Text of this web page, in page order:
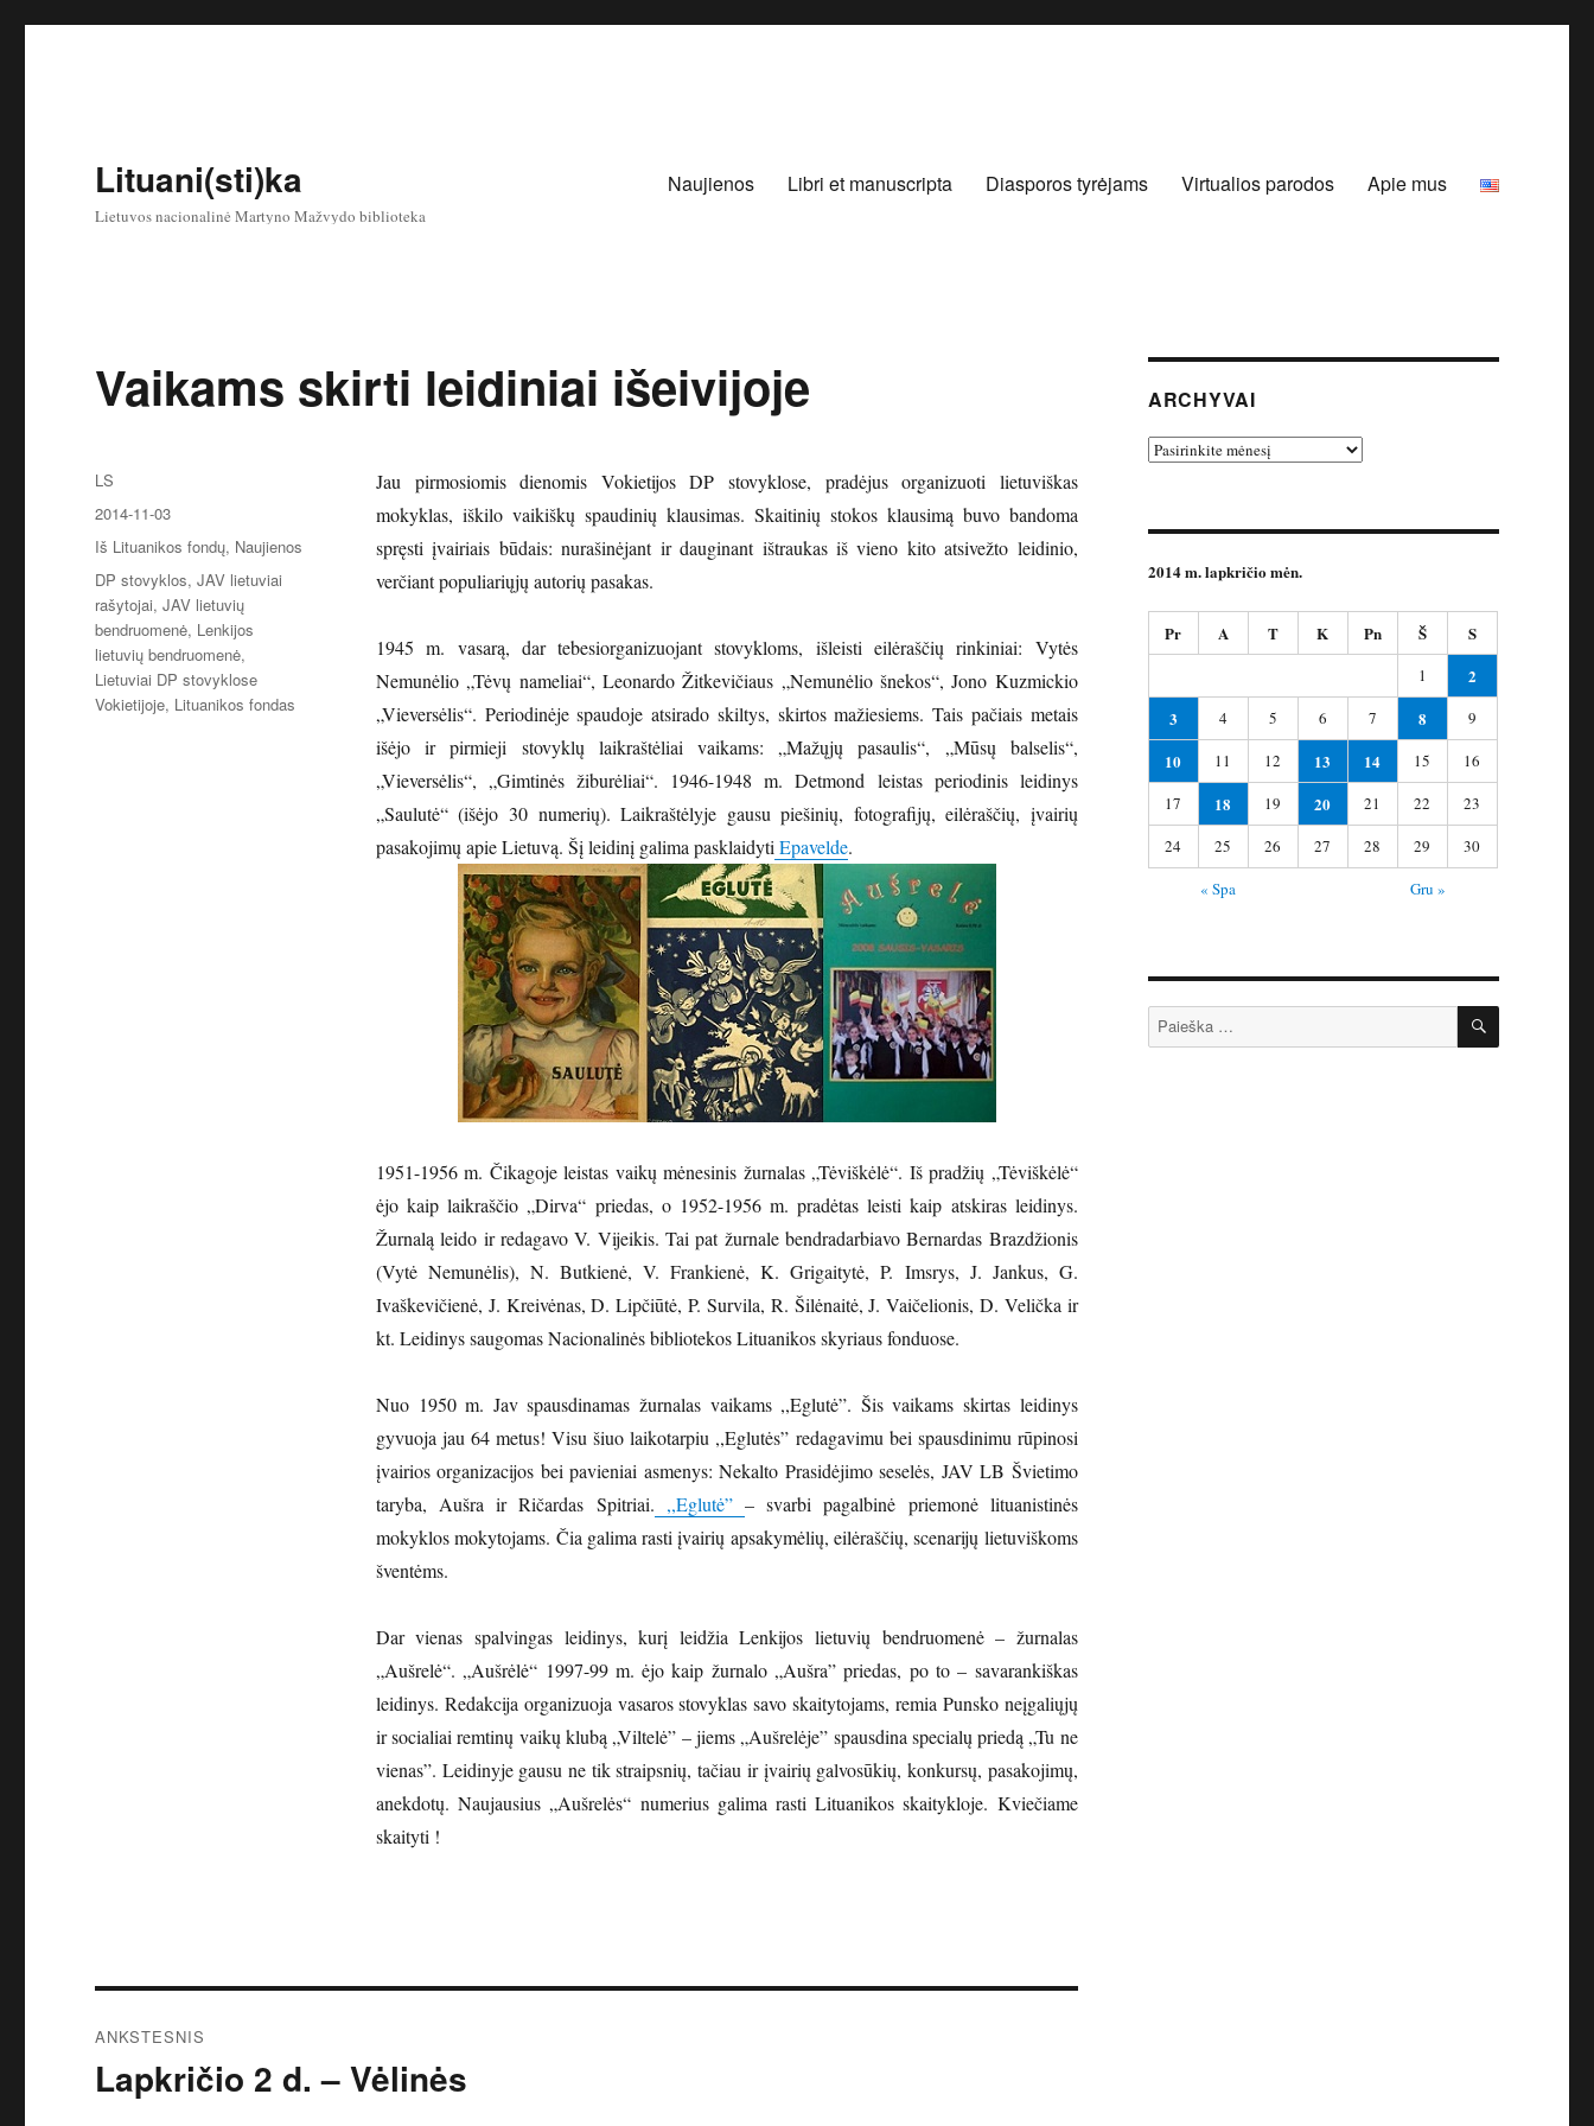
Lituani(sti)ka
Lietuvos nacionalinė Martyno Mažvydo biblioteka
Naujienos Libri et manuscripta Diasporos tyrėjams Virtualios parodos Apie mus
Vaikams skirti leidiniai išeivijoje
Jau pirmosiomis dienomis Vokietijos DP stovyklose, pradėjus organizuoti lietuviškas
mokyklas, iškilo vaikiškų spaudinių klausimas. Skaitinių stokos klausimą buvo bandoma
spręsti įvairiais būdais: nurašinėjant ir dauginant ištraukas iš vieno kito atsivežto leidinio,
verčiant populiariųjų autorių pasakas.
1945 m. vasarą, dar tebesiorganizuojant stovykloms, išleisti eilėraščių rinkiniai: Vytės
Nemunėlio „Tėvų nameliai“, Leonardo Žitkevičiaus „Nemunėlio šnekos“, Jono Kuzmickio
„Vieversėlis“. Periodinėje spaudoje atsirado skiltys, skirtos mažiesiems. Tais pačiais metais
išėjo ir pirmieji stovyklų laikraštėliai vaikams: „Mažųjų pasaulis“, „Mūsų balselis“,
„Vieversėlis“, „Gimtinės žiburėliai“. 1946-1948 m. Detmond leistas periodinis leidinys
„Saulutė“ (išėjo 30 numerių). Laikraštėlyje gausu piešinių, fotografijų, eilėraščių, įvairių
pasakojimų apie Lietuvą. Šį leidinį galima pasklaidyti Epavelde.
1951-1956 m. Čikagoje leistas vaikų mėnesinis žurnalas „Tėviškėlė“. Iš pradžių „Tėviškėlė“
ėjo kaip laikraščio „Dirva“ priedas, o 1952-1956 m. pradėtas leisti kaip atskiras leidinys.
Žurnalą leido ir redagavo V. Vijeikis. Tai pat žurnale bendradarbiavo Bernardas Brazdžionis
(Vytė Nemunėlis), N. Butkienė, V. Frankienė, K. Grigaitytė, P. Imsrys, J. Jankus, G.
Ivaškevičienė, J. Kreivėnas, D. Lipčiūtė, P. Survila, R. Šilėnaitė, J. Vaičelionis, D. Velička ir
kt. Leidinys saugomas Nacionalinės bibliotekos Lituanikos skyriaus fonduose.
Nuo 1950 m. Jav spausdinamas žurnalas vaikams ,,Eglutė”. Šis vaikams skirtas leidinys
gyvuoja jau 64 metus!Visušiuolaikotarpiu ,,Eglutės” redagavimu bei spausdinimu rūpinosi
įvairios organizacijos bei pavieniai asmenys: Nekalto Prasidėjimo seselės, JAV LB Švietimo
taryba, Aušra ir Ričardas Spitriai. ,,Eglutė”– svarbi pagalbinė priemonė lituanistinės
mokyklos mokytojams. Čia galima rasti įvairių apsakymėlių, eilėraščių, scenarijų lietuviškoms
šventėms.
Dar vienas spalvingas leidinys, kurį leidžia Lenkijos lietuvių bendruomenė – žurnalas
„Aušrelė“. „Aušrėlė“ 1997-99 m. ėjo kaip žurnalo „Aušra” priedas, po to – savarankiškas
leidinys. Redakcija organizuoja vasaros stovyklas savo skaitytojams, remia Punsko neįgaliųjų
ir socialiai remtinų vaikų klubą „Viltelė” – jiems „Aušrelėje” spausdina specialų priedą „Tu ne
vienas”. Leidinyje gausu ne tik straipsnių, tačiau ir įvairių galvosūkių, konkursų, pasakojimų,
anekdotų. Naujausius „Aušrelės“ numerius galima rasti Lituanikos skaitykloje. Kviečiame
skaityti !
Autorius
LS
Paskelbta
2014-11-03
Kategorijos
Iš Lituanikos fondų, Naujienos
Žymos
DP stovyklos,JAV lietuviai
rašytojai,JAV lietuvių
bendruomenė, Lenkijos
lietuvių bendruomenė,
Lietuviai DP stovyklose
Vokietijoje, Lituanikos fondas
tarp
ANKSTESNIS
Ankstesnis
įrašas:
Lapkričio 2 d. – Vėlinės
ARCHYVAI
Archyvai
2014 m. lapkričio mėn.
Pr A T K Pn Š S
1
2
3
4 5 6 7 8 9
10 11 12 13 14 15
16
17
18 19 20 21 22
23
24
25 26 27 28 29
30
« Spa
Gru »
Ieškoti: IEŠKOTI